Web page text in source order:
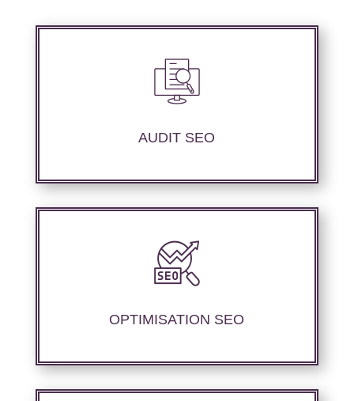
AUDIT SEO
Nous réalisons un audit de votre site web à
travers les mots clés pertinents, les principaux
OPTIMISATION SEO
Nous offrons des services d’optimisation
technique de site web, d’ajustement de
performances de référencement..